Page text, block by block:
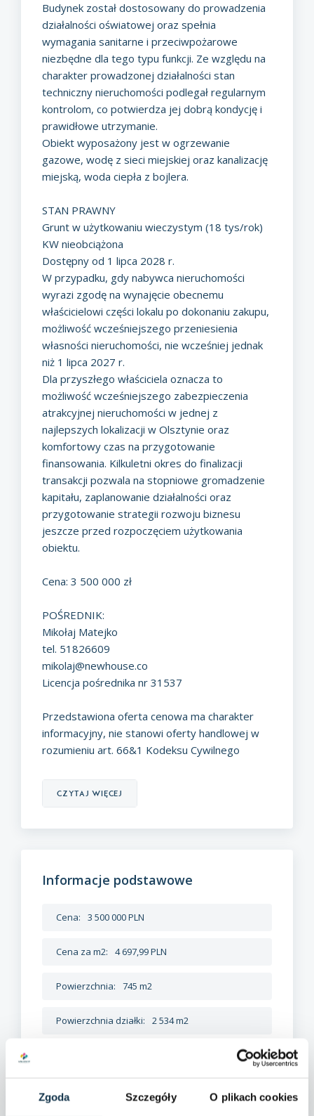
Zgoda Szczegóły O plikach cookies
Budynek został dostosowany do prowadzenia
działalności oświatowej oraz spełnia
wymagania sanitarne i przeciwpożarowe
niezbędne dla tego typu funkcji. Ze względu na
charakter prowadzonej działalności stan
techniczny nieruchomości podlegał regularnym
kontrolom, co potwierdza jej dobrą kondycję i
prawidłowe utrzymanie.
Obiekt wyposażony jest w ogrzewanie
gazowe, wodę z sieci miejskiej oraz kanalizację
miejską, woda ciepła z bojlera.
STAN PRAWNY
Grunt w użytkowaniu wieczystym (18 tys/rok)
KW nieobciążona
Dostępny od 1 lipca 2028 r.
W przypadku, gdy nabywca nieruchomości
wyrazi zgodę na wynajęcie obecnemu
właścicielowi części lokalu po dokonaniu zakupu,
możliwość wcześniejszego przeniesienia
własności nieruchomości, nie wcześniej jednak
niż 1 lipca 2027 r.
Dla przyszłego właściciela oznacza to
możliwość wcześniejszego zabezpieczenia
atrakcyjnej nieruchomości w jednej z
najlepszych lokalizacji w Olsztynie oraz
komfortowy czas na przygotowanie
finansowania. Kilkuletni okres do finalizacji
transakcji pozwala na stopniowe gromadzenie
kapitału, zaplanowanie działalności oraz
przygotowanie strategii rozwoju biznesu
jeszcze przed rozpoczęciem użytkowania
obiektu.
Cena: 3 500 000 zł
POŚREDNIK:
Mikołaj Matejko
tel. 51826609
mikolaj@newhouse.co
Licencja pośrednika nr 31537
Przedstawiona oferta cenowa ma charakter
informacyjny, nie stanowi oferty handlowej w
rozumieniu art. 66&1 Kodeksu Cywilnego
czytaj więcej
Informacje podstawowe
Cena: 3 500 000 PLN
Cena za m2: 4 697,99 PLN
Powierzchnia: 745 m2
Powierzchnia działki: 2 534 m2